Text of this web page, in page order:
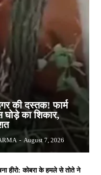
की दस्तक! फार्म
घोड़े का शिकार,
- August 7, 2026
हीरो: कोबरा के हमले से तोते ने